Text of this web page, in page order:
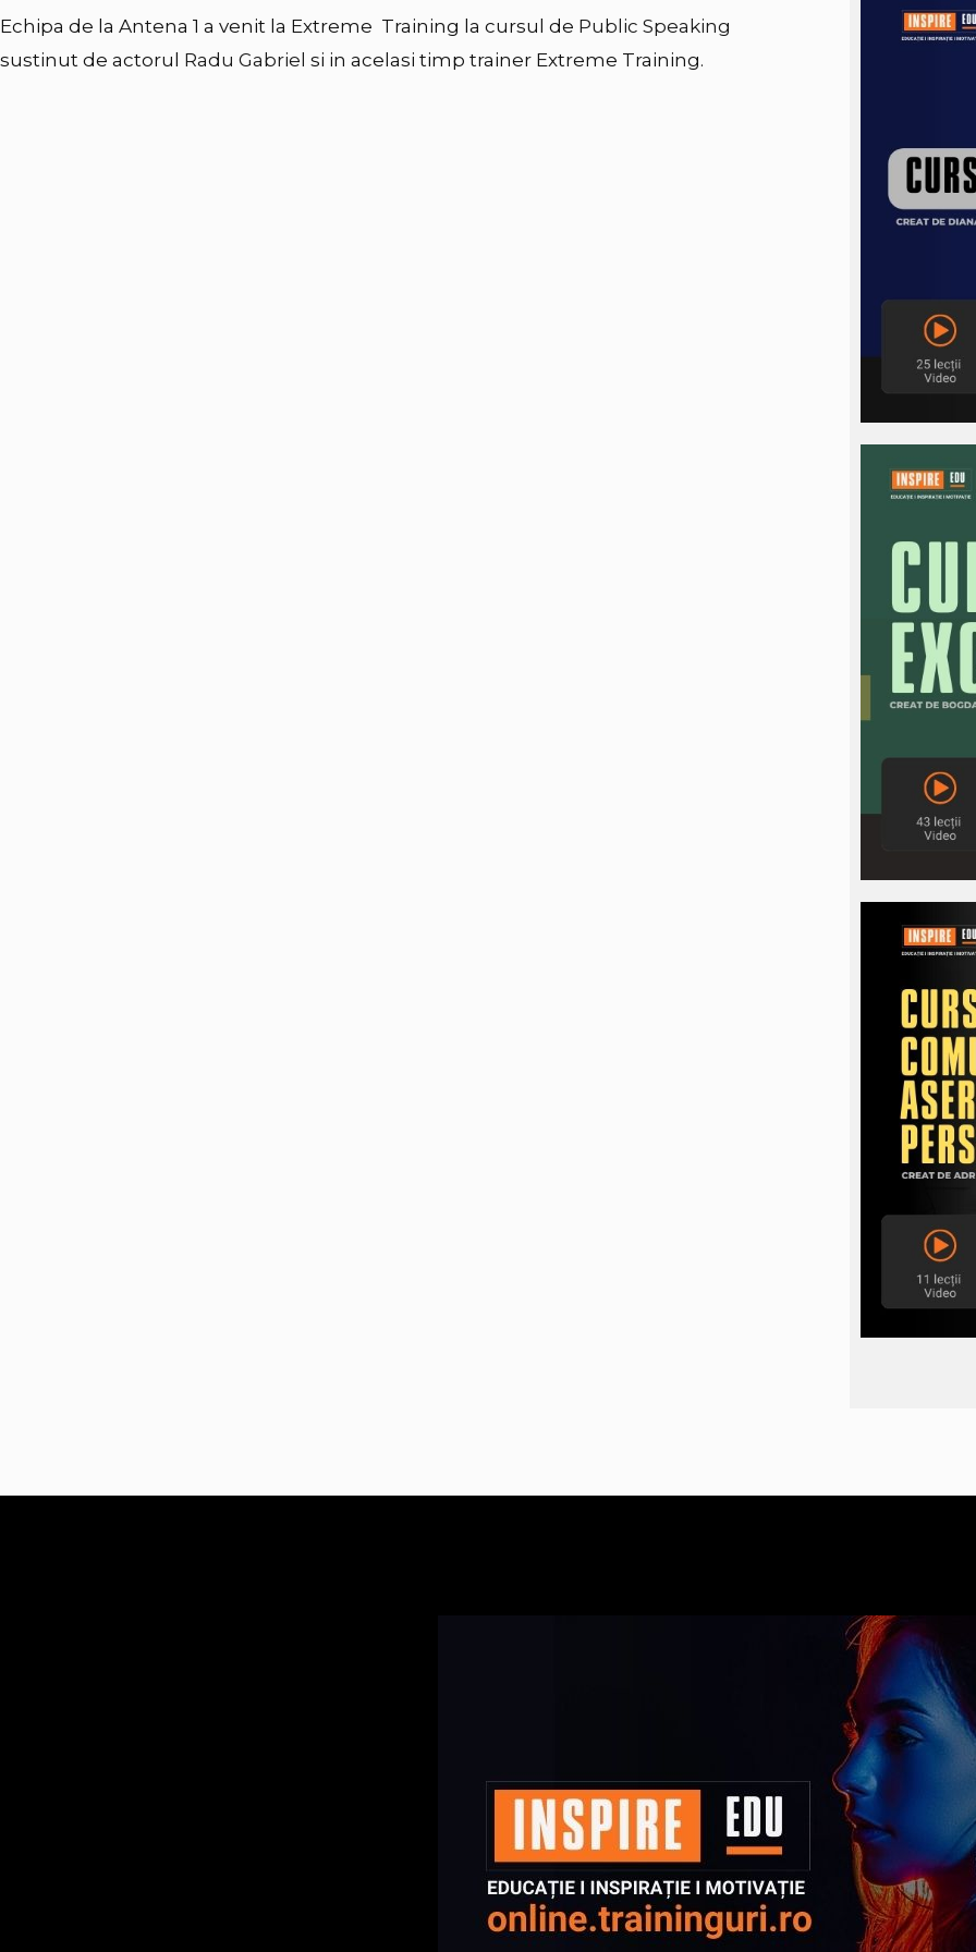
Echipa de la Antena 1 a venit la Extreme Training la cursul de Public Speaking
sustinut de actorul Radu Gabriel si in acelasi timp trainer Extreme Training.